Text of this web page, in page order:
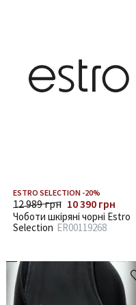
ESTRO SELECTION -20%
12 989 грн 10 390 грн
Чоботи шкіряні чорні Estro
Selection ER00119268